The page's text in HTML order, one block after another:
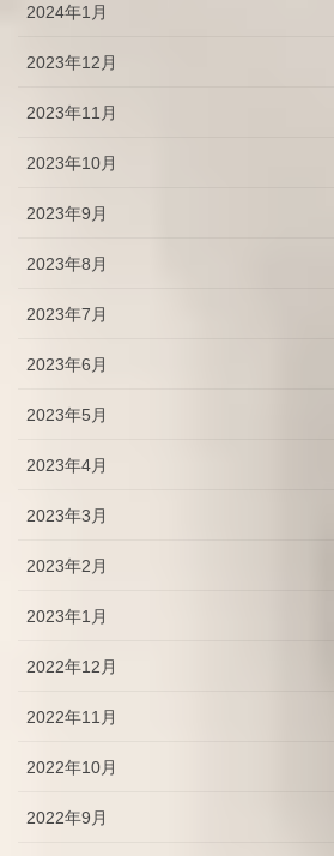
2024年1月
2023年12月
2023年11月
2023年10月
2023年9月
2023年8月
2023年7月
2023年6月
2023年5月
2023年4月
2023年3月
2023年2月
2023年1月
2022年12月
2022年11月
2022年10月
2022年9月